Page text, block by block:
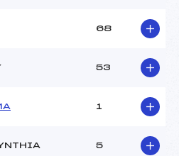
160.7400
U14
68
53
1
5